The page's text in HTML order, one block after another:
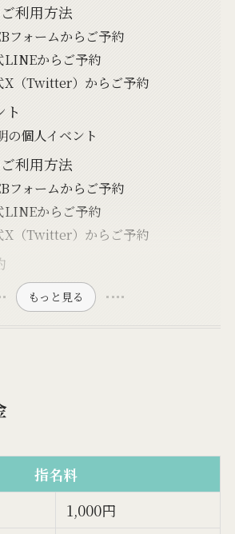
利用方法
フォームからご予約
からご予約
（Twitter）からご予約
ト
の個人イベント
利用方法
フォームからご予約
からご予約
（Twitter）からご予約
もっと見る
指名料
1,000円